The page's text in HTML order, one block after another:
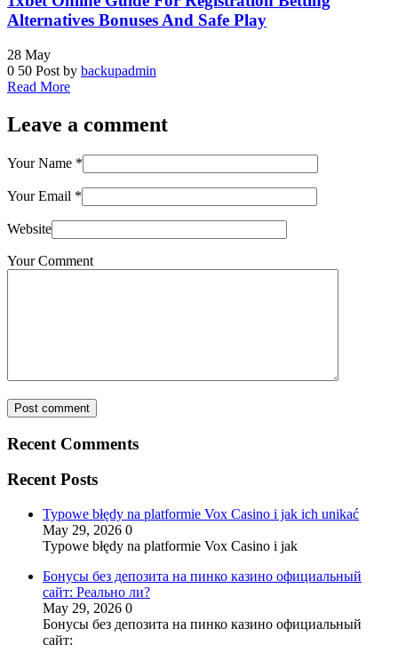
Alternatives Bonuses And Safe Play
28 May
0 50 Post by backupadmin
Read More
Leave a comment
Your Name *
Your Email *
Website
Your Comment
Post comment
Recent Comments
Recent Posts
Typowe błędy na platformie Vox Casino i jak ich unikać
May 29, 2026 0
Typowe błędy na platformie Vox Casino i jak
Бонусы без депозита на пинко казино официальный
сайт: Реально ли?
May 29, 2026 0
Бонусы без депозита на пинко казино официальный
сайт: